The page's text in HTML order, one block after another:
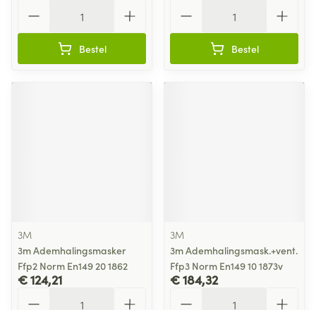
Bestel Bestel
3M
3m Ademhalingsmasker
Ffp2 Norm En149 20 1862
€ 124,21
3M
3m Ademhalingsmask.+vent.
Ffp3 Norm En149 10 1873v
€ 184,32